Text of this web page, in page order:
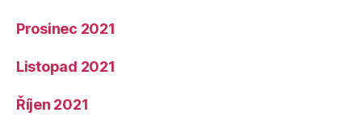
Prosinec 2021
Listopad 2021
Říjen 2021